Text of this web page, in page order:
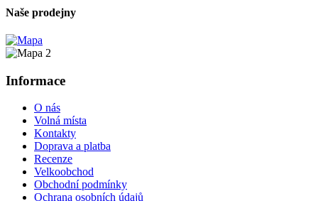
Naše prodejny
Informace
O nás
Volná místa
Kontakty
Doprava a platba
Recenze
Velkoobchod
Obchodní podmínky
Ochrana osobních údajů